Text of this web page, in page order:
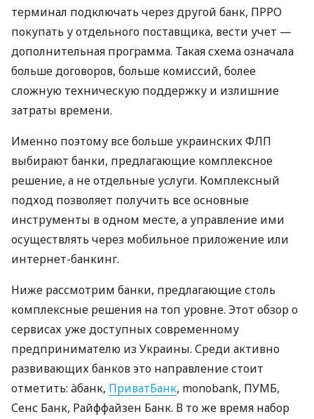
терминал подключать через другой банк, ПРРО
покупать у отдельного поставщика, вести учет —
дополнительная программа. Такая схема означала
больше договоров, больше комиссий, более
сложную техническую поддержку и излишние
затраты времени.
Именно поэтому все больше украинских ФЛП
выбирают банки, предлагающие комплексное
решение, а не отдельные услуги. Комплексный
подход позволяет получить все основные
инструменты в одном месте, а управление ими
осуществлять через мобильное приложение или
интернет-банкинг.
Ниже рассмотрим банки, предлагающие столь
комплексные решения на топ уровне. Этот обзор о
сервисах уже доступных современному
предпринимателю из Украины. Среди активно
развивающих банков это направление стоит
отметить: àбанк, ПриватБанк, monobank, ПУМБ,
Сенс Банк, Райффайзен Банк. В то же время набор